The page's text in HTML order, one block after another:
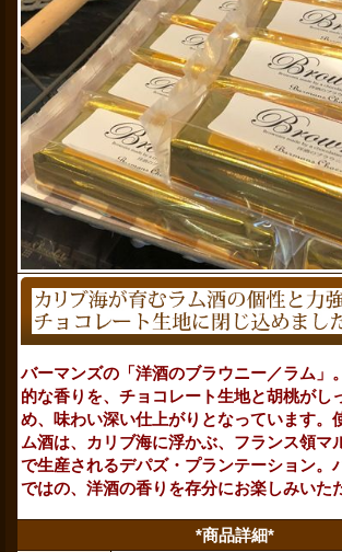
バーマンズの「洋酒のブラウニー／ラム」
的な香りを、チョコレート生地と胡桃がし
め、味わい深い仕上がりとなっています。
ム酒は、カリブ海に浮かぶ、フランス領マ
で生産されるデパズ・プランテーション。
ではの、洋酒の香りを存分にお楽しみいた
*商品詳細*